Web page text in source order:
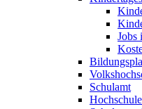
Jobs
Schulamt